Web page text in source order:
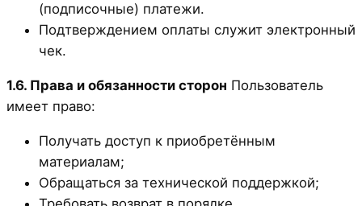
(подписочные) платежи.
Подтверждением оплаты служит электронный
чек.
1.6. Права и обязанности сторон Пользователь
имеет право:
Получать доступ к приобретённым
материалам;
Обращаться за технической поддержкой;